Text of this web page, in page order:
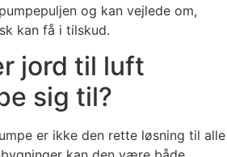
og kan vejlede om,
kan få i tilskud.
jord til luft
sig til?
er ikke den rette løsning til alle